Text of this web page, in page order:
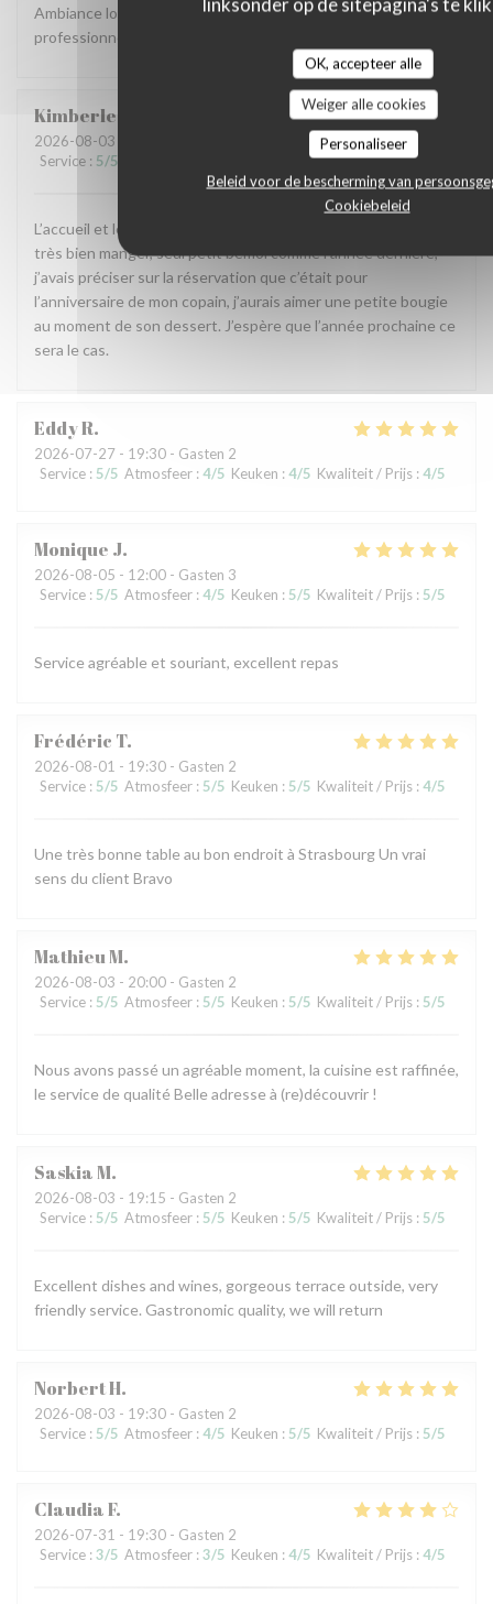
OK, accepteer alle
Weiger alle cookies
Personaliseer
Beleid voor de bescherming van
Cookiebeleid
Ambiance locale et raffinée, accueil agréable et service
professionnel, carte originale et mets goûteux. Parfait.
Kimberley
2026-08-03
Service : 5/5 /5 Kwaliteit / Prijs:
L’accueil et le service chaleureux et impeccable, nous avons
très bien manger, seul petit bémol comme l’année dernière,
j’avais préciser sur la réservation que c’était pour
l’anniversaire de mon copain, j’aurais aimer une petite bougie
au moment de son dessert. J’espère que l’année prochaine ce
sera le cas.
EddyR
2026-07-27 - 19:30 - Gasten 2
Service : 5/5 Atmosfeer : 4/5 Keuken : 4/5 Kwaliteit / Prijs : 4/5
Monique J
2026-08-05 - 12:00 - Gasten 3
Service : 5/5 Atmosfeer : 4/5 Keuken : 5/5 Kwaliteit / Prijs : 5/5
Service agréable et souriant, excellent repas
Frédéric T
2026-08-01 - 19:30 - Gasten 2
Service : 5/5 Atmosfeer : 5/5 Keuken : 5/5 Kwaliteit / Prijs : 4/5
Une très bonne table au bon endroit à Strasbourg Un vrai
sens du client Bravo
MathieuM
2026-08-03 - 20:00 - Gasten 2
Service : 5/5 Atmosfeer : 5/5 Keuken : 5/5 Kwaliteit / Prijs : 5/5
Nous avons passé un agréable moment, la cuisine est raffinée,
le service de qualité Belle adresse à (re)découvrir !
SaskiaM
2026-08-03 - 19:15 - Gasten 2
Service : 5/5 Atmosfeer : 5/5 Keuken : 5/5 Kwaliteit / Prijs : 5/5
Excellent dishes and wines, gorgeous terrace outside, very
friendly service. Gastronomic quality, we will return
NorbertH
2026-08-03 - 19:30 - Gasten 2
Service : 5/5 Atmosfeer : 4/5 Keuken : 5/5 Kwaliteit / Prijs : 5/5
ClaudiaF
2026-07-31 - 19:30 - Gasten 2
Service : 3/5 Atmosfeer : 3/5 Keuken : 4/5 Kwaliteit / Prijs : 4/5